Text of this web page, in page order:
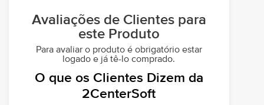
Avaliações de Clientes para
este Produto
Para avaliar o produto é obrigatório estar
logado e já tê-lo comprado.
O que os Clientes Dizem da
2CenterSoft